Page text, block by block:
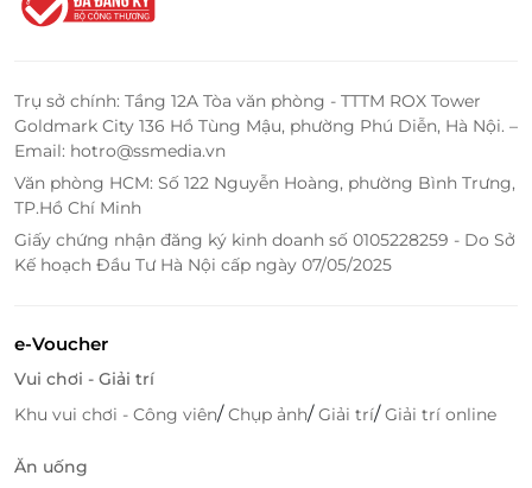
Trụ sở chính: Tầng 12A Tòa văn phòng - TTTM ROX Tower
Goldmark City 136 Hồ Tùng Mậu, phường Phú Diễn, Hà Nội. –
Email: hotro@ssmedia.vn
Văn phòng HCM: Số 122 Nguyễn Hoàng, phường Bình Trưng,
TP.Hồ Chí Minh
Giấy chứng nhận đăng ký kinh doanh số 0105228259 - Do Sở
Kế hoạch Đầu Tư Hà Nội cấp ngày 07/05/2025
e-Voucher
Vui chơi - Giải trí
Khu vui chơi - Công viên/Chụp ảnh/Giải trí/Giải trí online
Ăn uống